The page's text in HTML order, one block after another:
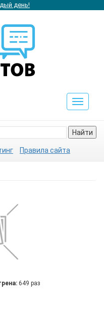
день!
Toggle
Найти
Правила сайта
649 раз